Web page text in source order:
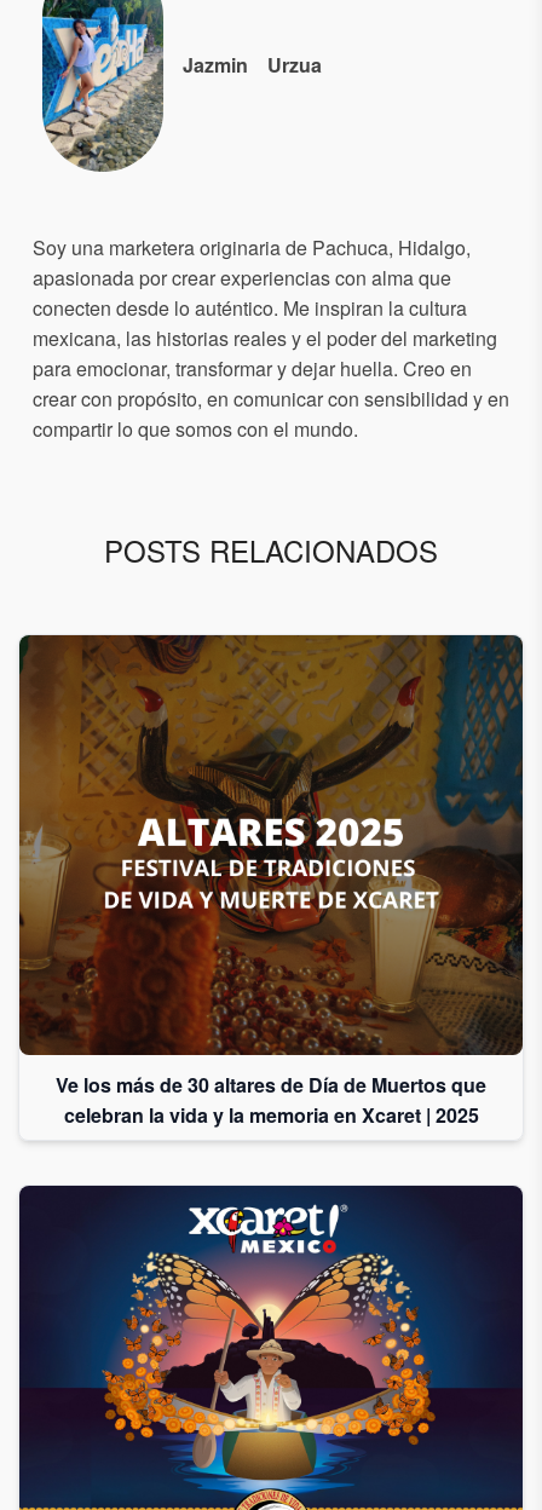
Jazmin Urzua
Soy una marketera originaria de Pachuca, Hidalgo,
apasionada por crear experiencias con alma que
conecten desde lo auténtico. Me inspiran la cultura
mexicana, las historias reales y el poder del marketing
para emocionar, transformar y dejar huella. Creo en
crear con propósito, en comunicar con sensibilidad y en
compartir lo que somos con el mundo.
POSTS RELACIONADOS
Ve los más de 30 altares de Día de Muertos que
celebran la vida y la memoria en Xcaret | 2025